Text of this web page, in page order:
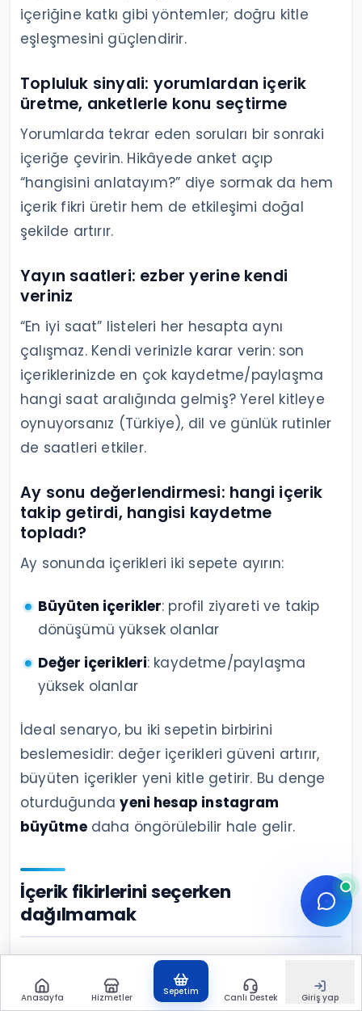
içeriğine katkı gibi yöntemler; doğru kitle
eşleşmesini güçlendirir.
Topluluk sinyali: yorumlardan içerik
üretme, anketlerle konu seçtirme
Yorumlarda tekrar eden soruları bir sonraki
içeriğe çevirin. Hikâyede anket açıp
“hangisini anlatayım?” diye sormak da hem
içerik fikri üretir hem de etkileşimi doğal
şekilde artırır.
Yayın saatleri: ezber yerine kendi
veriniz
“En iyi saat” listeleri her hesapta aynı
çalışmaz. Kendi verinizle karar verin: son
içeriklerinizde en çok kaydetme/paylaşma
hangi saat aralığında gelmiş? Yerel kitleye
oynuyorsanız (Türkiye), dil ve günlük rutinler
de saatleri etkiler.
Ay sonu değerlendirmesi: hangi içerik
takip getirdi, hangisi kaydetme
topladı?
Ay sonunda içerikleri iki sepete ayırın:
Büyüten içerikler: profil ziyareti ve takip
dönüşümü yüksek olanlar
Değer içerikleri: kaydetme/paylaşma
yüksek olanlar
İdeal senaryo, bu iki sepetin birbirini
beslemesidir: değer içerikleri güveni artırır,
büyüten içerikler yeni kitle getirir. Bu denge
oturduğundayeni hesap instagram
büyütmedaha öngörülebilir hale gelir.
İçerik fikirlerini seçerken
dağılmamak
“Günlük içerik fikri” ararken en sık yaşanan
sorun, fikirlerin dağınık olmasıdır.Instagram
Anasayfa Hizmetler
Sepetim
Canlı Destek Giriş yap